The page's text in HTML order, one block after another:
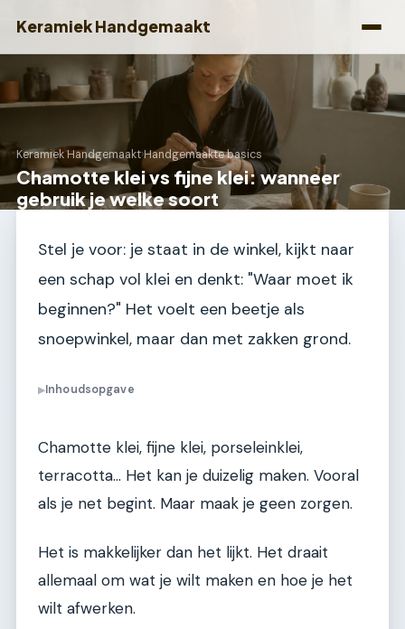
Keramiek Handgemaakt
Keramiek Handgemaakt›Handgemaakte basics
Chamotte klei vs fijne klei: wanneer
gebruik je welke soort
Stel je voor: je staat in de winkel, kijkt naar
een schap vol klei en denkt: "Waar moet ik
beginnen?" Het voelt een beetje als
snoepwinkel, maar dan met zakken grond.
▶Inhoudsopgave
Chamotte klei, fijne klei, porseleinklei,
terracotta… Het kan je duizelig maken. Vooral
als je net begint. Maar maak je geen zorgen.
Het is makkelijker dan het lijkt. Het draait
allemaal om wat je wilt maken en hoe je het
wilt afwerken.